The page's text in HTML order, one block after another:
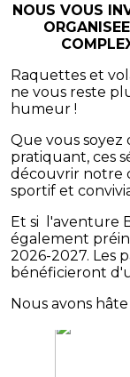
NOUS VOUS
Raquettes et
ne vous reste
humeur !
Que vous
pratiquant, ces
découvrir notre
sportif et
Et si l'aventure
également
2026-2027. Les
bénéficieront
Nous avons